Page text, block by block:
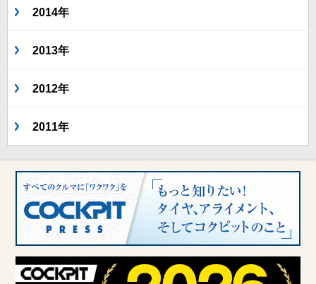
2014年
2013年
2012年
2011年